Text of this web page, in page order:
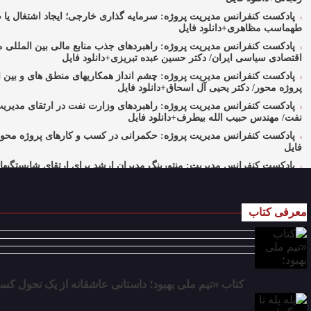
پادکست کنفرانس مدیریت پروژه: سرمایه گذاری خارجی؛ ایجاد اشتغال
طهماسب مظاهری+دانلود فایل
پادکست کنفرانس مدیریت پروژه: راهبردهای جذب منابع مالی بین
اقتصادی سیاسی ایران/ دکتر حسین عبده تبریزی+دانلود فایل
پادکست کنفرانس مدیریت پروژه: چشم انداز همکاریهای منطق های و
پروژه محور/ دکتر یحیی آل اسحاق+دانلود فایل
پادکست کنفرانس مدیریت پروژه: راهبردهای وزارت نفت در ارتقای
نفت/ مهندس حبیب الله بیطرف+دانلود فایل
پادکست کنفرانس مدیریت پروژه: حکمرانی در کسب و کارهای پروژه
فایل
پادکست کنفرانس مدیریت: منتورینگ مدیران ارشد برای ارتقای
پادکست کنفرانس مدیریت: کاربرد نظریه قراردادها در تدوین سیستمهای
اقتصاد/ بخش سوم/ مهندس پیمان دیانی+دانلود فایل صوتی
پادکست کنفرانس مدیریت: کاربرد نظریه قراردادها در تدوین سیستمهای
اقتصاد/ بخش دوم / دکتر حامد قدوسی+دانلود فایل صوتی
اقتصاد/ بخش اول / دکتر مسعود طالبیان+دانلود فایل صوتی
پادکست سخنرانی دکتر بهرخ خوشنویس در خصوص مدیریت و اقتصاد در
معرفی کتاب
کتاب «تیم ملی بهبود؛ داستانی عاشقانه از یک تحول